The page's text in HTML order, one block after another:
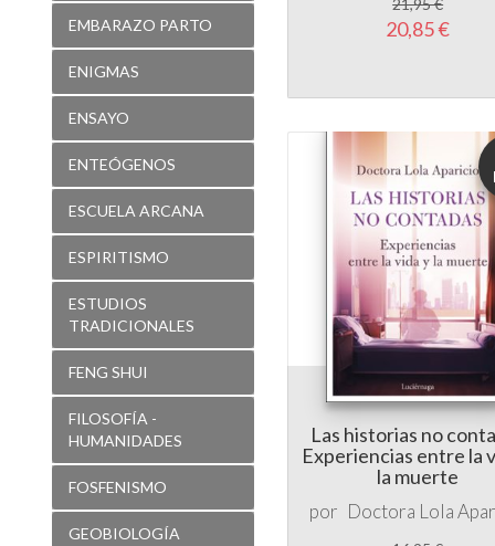
ENSAYO
ENTEÓGENOS
ESCUELA ARCANA
ESPIRITISMO
ESTUDIOS
TRADICIONALES
FENG SHUI
FILOSOFÍA -
HUMANIDADES
FOSFENISMO
GEOBIOLOGÍA
GEOMETRÍA
SAGRADA
Las historias no
Experiencias entre la
la muerte
por Doctora Lola
16,95 €
16,10 €